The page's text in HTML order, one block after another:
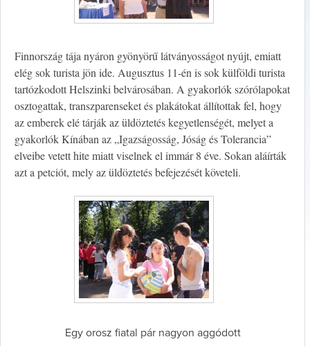
Finnország tája nyáron gyönyörű látványosságot nyújt, emiatt
elég sok turista jön ide. Augusztus 11-én is sok külföldi turista
tartózkodott Helszinki belvárosában. A gyakorlók szórólapokat
osztogattak, transzparenseket és plakátokat állítottak fel, hogy
az emberek elé tárják az üldöztetés kegyetlenségét, melyet a
gyakorlók Kínában az „Igazságosság, Jóság és Tolerancia”
elveibe vetett hite miatt viselnek el immár 8 éve. Sokan aláírták
azt a petciót, mely az üldöztetés befejezését követeli.
Egy orosz fiatal pár nagyon aggódott